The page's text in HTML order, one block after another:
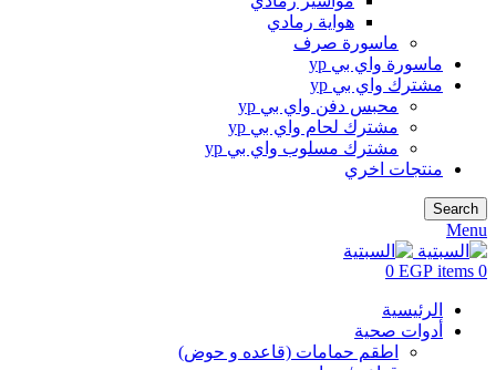
هواية رمادي
ماسورة صرف
ماسورة واي بي yp
مشترك واي بي yp
محبس دفن واي بي yp
مشترك لحام واي بي yp
مشترك مسلوب واي بي yp
منتجات اخري
Search
Menu
0
items
0 EGP
الرئيسية
أدوات صحية
اطقم حمامات (قاعده و حوض)